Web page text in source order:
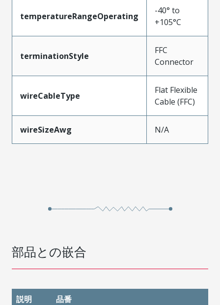
temperatureRangeOperating
-40° to
+105°C
terminationStyle
FFC
Connector
wireCableType
Flat Flexible
Cable (FFC)
wireSizeAwg N/A
部品との嵌合
説明 品番